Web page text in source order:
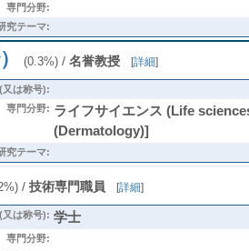
専門分野:
究テーマ:
(0.3%)/ 名誉教授 [詳細]
又は称号):
専門分野: ライフサイエンス (Life
(Dermatology)]
究テーマ:
/ 技術専門職員 [詳細]
又は称号): 学士
専門分野: